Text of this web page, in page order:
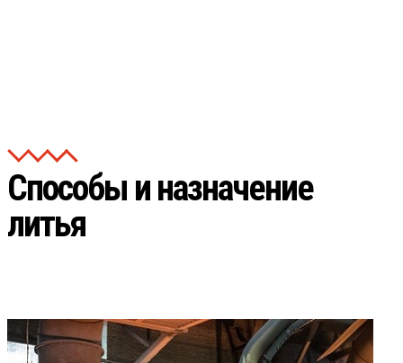
Способы и назначение
литья